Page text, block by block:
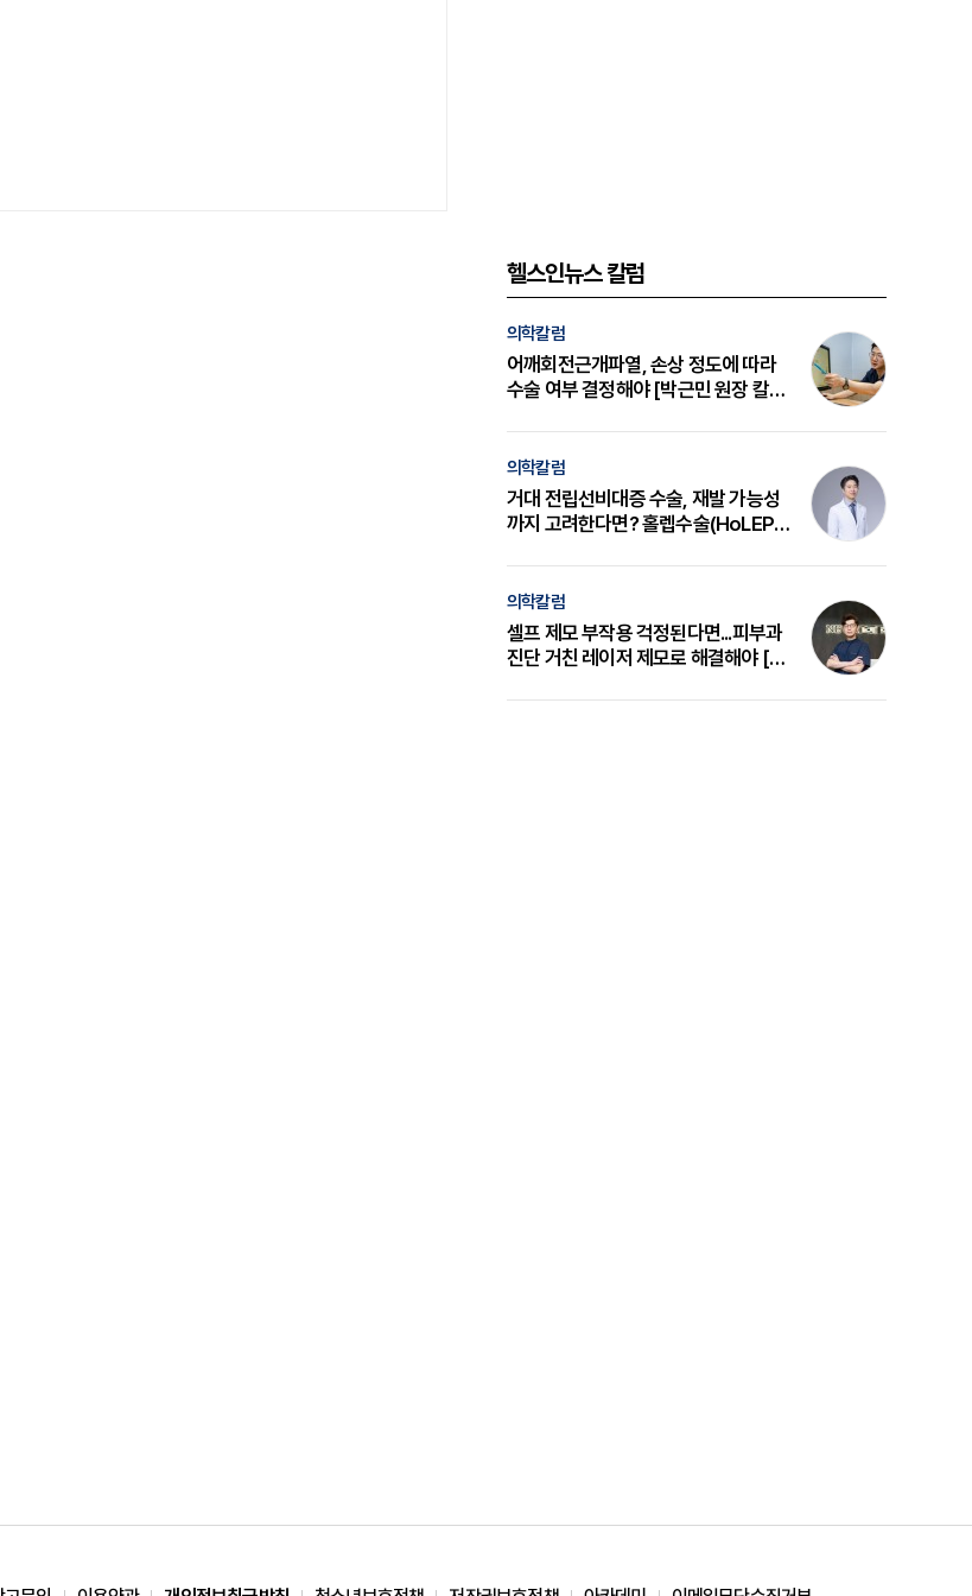
헬스인뉴스 칼럼
의학칼럼
어깨회전근개파열, 손상 정도에 따라
수술 여부 결정해야 [박근민 원장 칼
의학칼럼
거대 전립선비대증 수술, 재발 가능성
까지 고려한다면? 홀렙수술(HoLEP)
의학칼럼
셀프 제모 부작용 걱정된다면...피부과
진단 거친 레이저 제모로 해결해야 [변